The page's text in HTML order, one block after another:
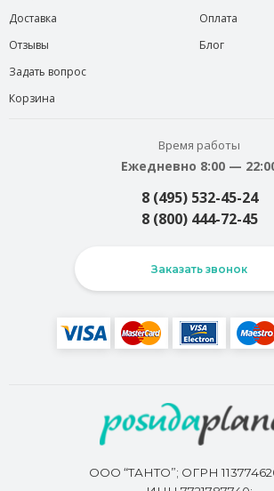
Доставка
Отзывы
Задать вопрос
Корзина
Оплата
Блог
Время работы
Ежедневно 8:00 —
8 (495) 532-45-24
8 (800) 444-72-45
Заказать звонок
ООО “ТАНТО”; ОГРН